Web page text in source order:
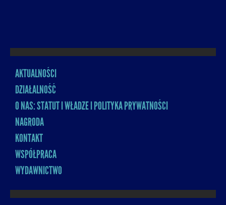
MENU
AKTUALNOŚCI
DZIAŁALNOŚĆ
O NAS: STATUT I WŁADZE I POLITYKA PRYWATNOŚCI
NAGRODA
KONTAKT
WSPÓŁPRACA
WYDAWNICTWO